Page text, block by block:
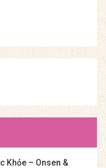
Khỏe – Onsen &